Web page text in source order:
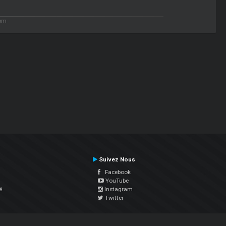
Suivez Nous
Facebook
YouTube
Instagram
Twitter